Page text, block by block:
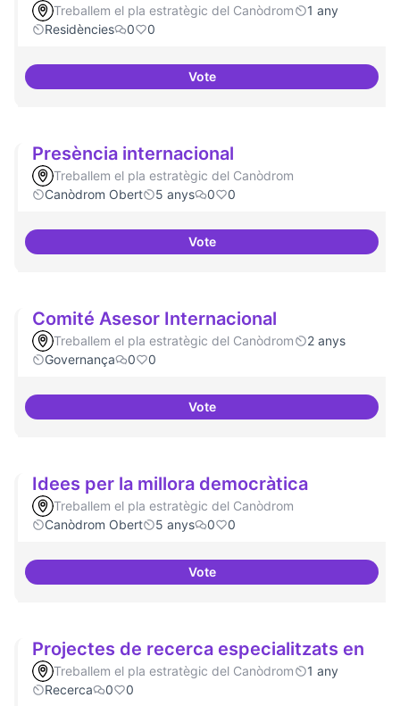
Treballem el pla estratègic del Canòdrom
1 any
Residències
0 0
VoteExplicitar el retorn
Presència internacional
Treballem el pla estratègic del Canòdrom
Canòdrom Obert
5 anys 0 0
VotePresència internacional
Comité Asesor Internacional
Treballem el pla estratègic del Canòdrom
2 anys
Governança
0 0
VoteComité Asesor Internacional
Idees per la millora democràtica
Treballem el pla estratègic del Canòdrom
Canòdrom Obert
5 anys 0 0
VoteIdees per la millora democràtica
Projectes de recerca especialitzats en
Treballem el pla estratègic del Canòdrom
1 any
Recerca
0 0